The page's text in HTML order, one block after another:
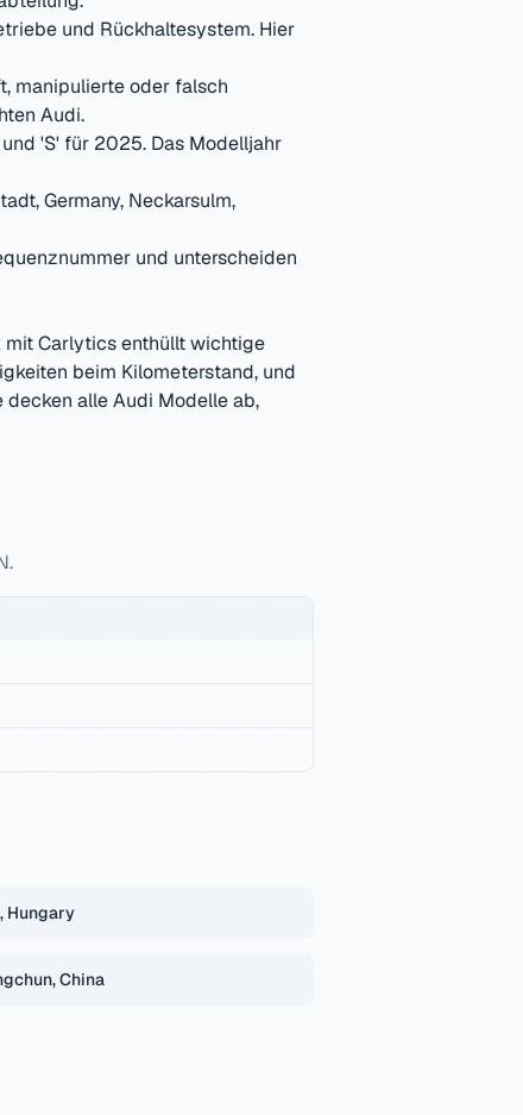
und Rückhaltesystem. Hier
manipulierte oder falsch
Audi.
'S' für 2025. Das Modelljahr
Germany, Neckarsulm,
und unterscheiden
mit Carlytics enthüllt wichtige
beim Kilometerstand, und
decken alleAudi Modelle ab,
Hungary
China